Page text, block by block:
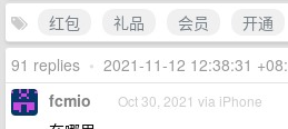
红包 礼品 会员
开通
91 replies • 2021-11-12 12:38:31
fcmio Oct 30, 2021 via iPhone